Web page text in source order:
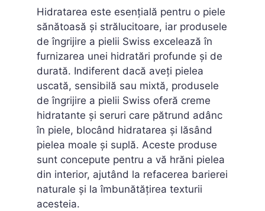
Hidratarea este esențială pentru o piele
sănătoasă și strălucitoare, iar produsele
de îngrijire a pielii Swiss excelează în
furnizarea unei hidratări profunde și de
durată. Indiferent dacă aveți pielea
uscată, sensibilă sau mixtă, produsele
de îngrijire a pielii Swiss oferă creme
hidratante și seruri care pătrund adânc
în piele, blocând hidratarea și lăsând
pielea moale și suplă. Aceste produse
sunt concepute pentru a vă hrăni pielea
din interior, ajutând la refacerea barierei
naturale și la îmbunătățirea texturii
acesteia.